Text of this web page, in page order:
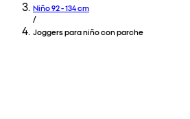
Niño 92 - 134 cm
/
Joggers para niño con parche